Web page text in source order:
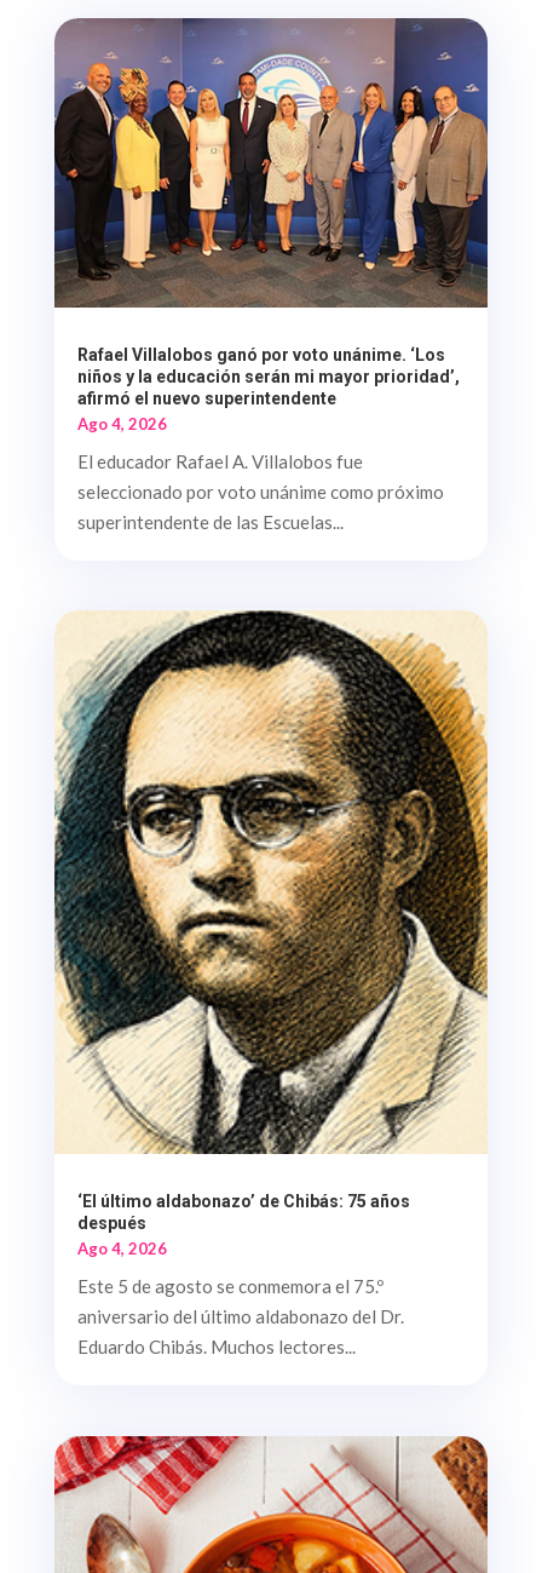
Rafael Villalobos ganó por voto unánime. ‘Los
niños y la educación serán mi mayor prioridad’,
afirmó el nuevo superintendente
Ago 4, 2026
El educador Rafael A. Villalobos fue
seleccionado por voto unánime como próximo
superintendente de las Escuelas...
‘El último aldabonazo’ de Chibás: 75 años
después
Ago 4, 2026
Este 5 de agosto se conmemora el 75.º
aniversario del último aldabonazo del Dr.
Eduardo Chibás. Muchos lectores...